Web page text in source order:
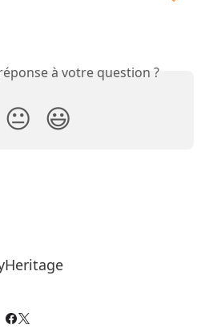
à votre question ?
😐 😃